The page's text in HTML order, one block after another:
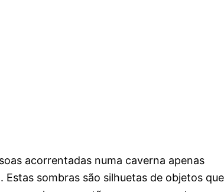
acorrentadas numa caverna apenas
sombras são silhuetas de objetos que